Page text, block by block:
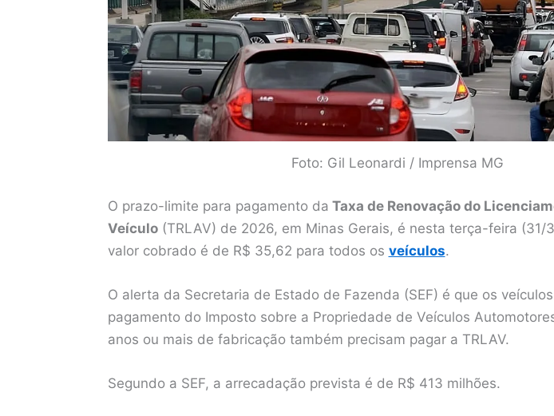
Foto: Gil Leonardi / Imprensa MG
O prazo-limite para pagamento da Taxa de Renovação do
Veículo(TRLAV) de 2026, em Minas Gerais, é nesta terça-feira (31/
valor cobrado é de R$ 35,62 para todos os veículos.
O alerta da Secretaria de Estado de Fazenda (SEF) é que os
pagamento do Imposto sobre a Propriedade de Veículos
anos ou mais de fabricação também precisam pagar a TRLAV.
Segundo a SEF, a arrecadação prevista é de R$ 413 milhões.